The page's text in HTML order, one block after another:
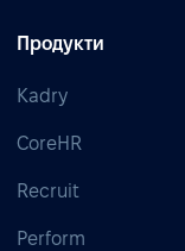
Продукти
Kadry
CoreHR
Recruit
Perform